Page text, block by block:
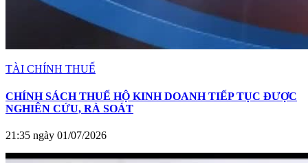
TÀI CHÍNH THUẾ
CHÍNH SÁCH THUẾ HỘ KINH DOANH TIẾP TỤC ĐƯỢC
NGHIÊN CỨU, RÀ SOÁT
21:35 ngày 01/07/2026